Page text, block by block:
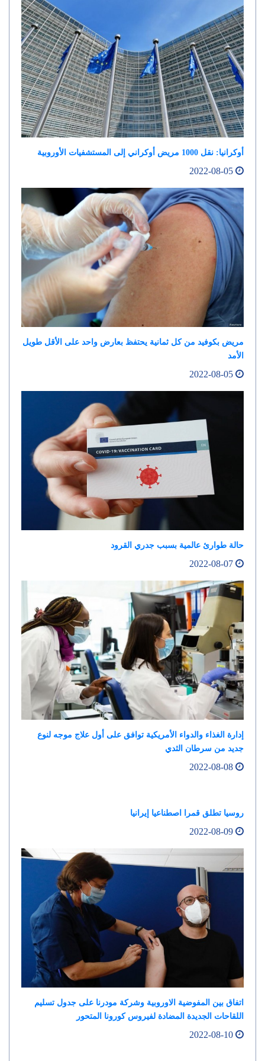
أوكرانيا: نقل 1000 مريض أوكراني إلى المستشفيات الأوروبية
مريض بكوفيد من كل ثمانية يحتفظ بعارض واحد على الأقل طويل
الأمد
حالة طوارئ عالمية بسبب جدري القرود
إدارة الغذاء والدواء الأمريكية توافق على أول علاج موجه لنوع
جديد من سرطان الثدي
روسيا تطلق قمرا اصطناعيا إيرانيا
اتفاق بين المفوضية الاوروبية وشركة مودرنا على جدول تسليم
اللقاحات الجديدة المضادة لفيروس كورونا المتحور